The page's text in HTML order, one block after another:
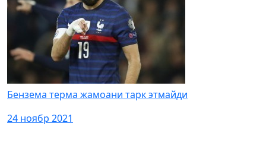
Бензема терма жамоани тарк этмайди
24 ноябр 2021